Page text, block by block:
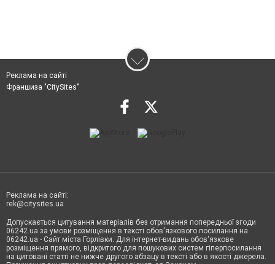
Реклама на сайті
Франшиза "CitySites"
Реклама на сайті:
rek@citysites.ua
Допускається цитування матеріалів без отримання попередньої згоди
06242.ua за умови розміщення в тексті обов'язкового посилання на
06242.ua - Сайт міста Горлівки. Для інтернет-видань обов'язкове
розміщення прямого, відкритого для пошукових систем гіперпосилання
на цитовані статті не нижче другого абзацу в тексті або в якості джерела.